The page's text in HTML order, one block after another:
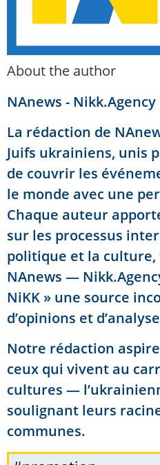
About the author
NAnews -
La rédaction de
Juifs ukrainiens, unis
de couvrir les
le monde avec une
Chaque auteur
sur les processus
politique et la culture,
NAnews —
NiKK » une source
d’opinions et
Notre rédaction
ceux qui vivent au
cultures —
soulignant leurs
communes.